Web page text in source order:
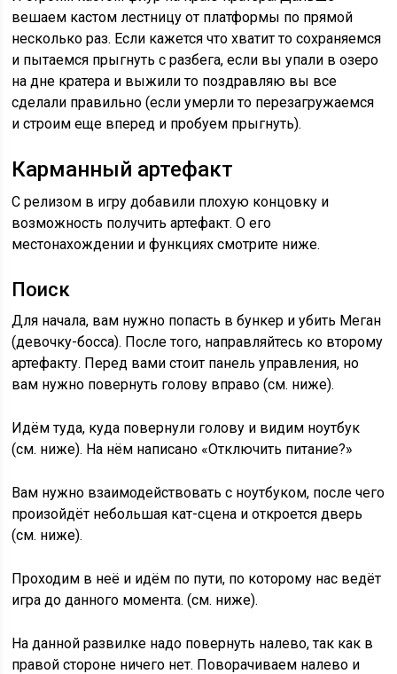
вешаем кастом лестницу от платформы по прямой
несколько раз. Если кажется что хватит то сохраняемся
и пытаемся прыгнуть с разбега, если вы упали в озеро
на дне кратера и выжили то поздравляю вы все
сделали правильно (если умерли то перезагружаемся
и строим еще вперед и пробуем прыгнуть).
Карманный артефакт
С релизом в игру добавили плохую концовку и
возможность получить артефакт. О его
местонахождении и функциях смотрите ниже.
Поиск
Для начала, вам нужно попасть в бункер и убить Меган
(девочку-босса). После того, направляйтесь ко второму
артефакту. Перед вами стоит панель управления, но
вам нужно повернуть голову вправо (см. ниже).
Идём туда, куда повернули голову и видим ноутбук
(см. ниже). На нём написано «Отключить питание?»
Вам нужно взаимодействовать с ноутбуком, после чего
произойдёт небольшая кат-сцена и откроется дверь
(см. ниже).
Проходим в неё и идём по пути, по которому нас ведёт
игра до данного момента. (см. ниже).
На данной развилке надо повернуть налево, так как в
правой стороне ничего нет. Поворачиваем налево и